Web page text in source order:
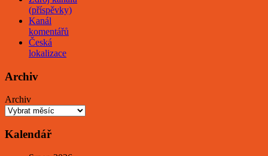
(příspěvky)
Kanál
komentářů
Česká
lokalizace
Archiv
Archiv
Kalendář